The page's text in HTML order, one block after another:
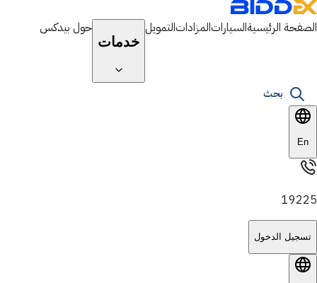
الصفحة الرئيسيةالسياراتالمزاداتالتمويل
خدمات
حول بيدكس
بحث
En
19225
تسجيل الدخول